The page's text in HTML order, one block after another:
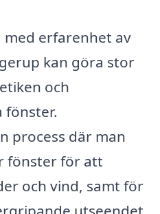
erfarenhet av
kan göra stor
och
fönster.
process där man
fönster för att
och vind, samt för